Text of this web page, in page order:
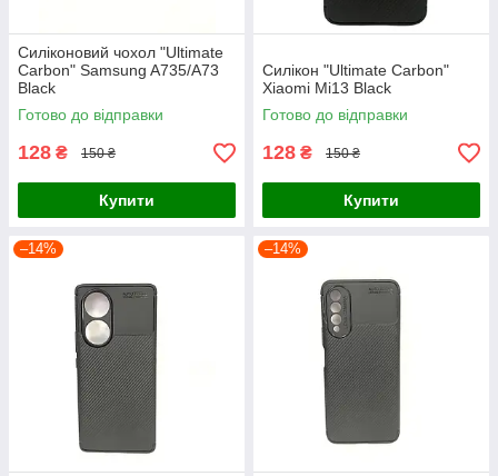
Силіконовий чохол "Ultimate
Carbon" Samsung A735/A73
Black
Готово до відправки
128 ₴ 150 ₴
Купити
Силікон "Ultimate Carbon"
Xiaomi Mi13 Black
Готово до відправки
128 ₴ 150 ₴
Купити
–14% –14%